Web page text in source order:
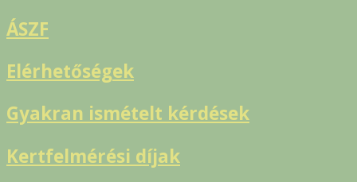
ÁSZF
Elérhetőségek
Gyakran ismételt kérdések
Kertfelmérési díjak